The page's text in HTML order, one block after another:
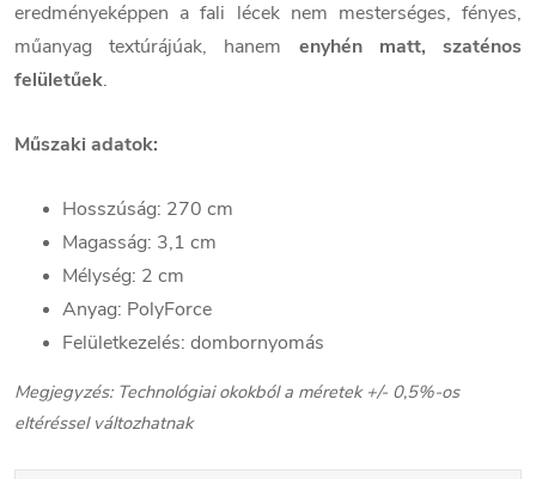
eredményeképpen a fali lécek nem mesterséges, fényes,
műanyag textúrájúak, hanem enyhén matt, szaténos
felületűek.
Műszaki adatok:
Hosszúság: 270 cm
Magasság: 3,1 cm
Mélység: 2 cm
Anyag: PolyForce
Felületkezelés: dombornyomás
Megjegyzés: Technológiai okokból a méretek +/- 0,5%-os
eltéréssel változhatnak